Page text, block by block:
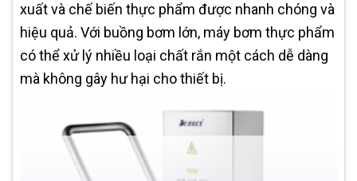
xuất và chế biến thực phẩm được nhanh chóng và
hiệu quả. Với buồng bơm lớn, máy bơm thực phẩm
có thể xử lý nhiều loại chất rắn một cách dễ dàng
mà không gây hư hại cho thiết bị.